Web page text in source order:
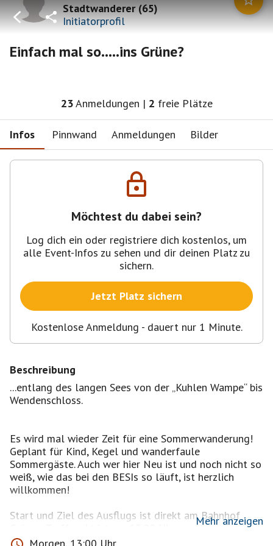
Stadtwanderer(65)
Initiatorprofil
Einfach mal so.....ins Grüne?
23Anmeldungen | 2 freie Plätze
Infos Pinnwand Anmeldungen Bilder
Möchtest du dabei sein?
Log dich ein oder registriere dich kostenlos, um
alle Event-Infos zu sehen und dir deinen Platz zu
sichern.
Jetzt Platz sichern
Kostenlose Anmeldung - dauert nur 1 Minute.
Beschreibung
...entlang des langen Sees von der „Kuhlen Wampe“ bis
Wendenschloss.
Es wird mal wieder Zeit für eine Sommerwanderung!
Geplant für Kind, Kegel und wanderfaule
Sommergäste. Auch wer hier Neu ist und noch nicht so
weiß, wie das bei den BESIs so läuft, ist herzlich
willkommen!
Start und Ziel des Ausflugs ist direkt am Bahnhof
Grünau. Treffpunkt ist um 13.00 Uhr am Ausgang in
Richtung Straßenbahn. Nun, wir wollen unsere Kräfte
Mehr anzeigen